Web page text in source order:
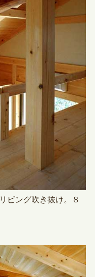
ビング吹き抜け。８